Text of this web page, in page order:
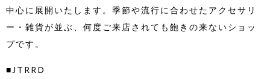
中心に展開いたします。季節や流行に合わせたアクセサリ
ー・雑貨が並ぶ、何度ご来店されても飽きの来ないショッ
プです。
■JTRRD